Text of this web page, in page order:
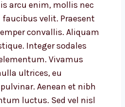
arcu enim, mollis nec
faucibus velit. Praesent
convallis. Aliquam
Integer sodales
Vivamus
ultrices, eu
Aenean et nibh
luctus. Sed vel nisl